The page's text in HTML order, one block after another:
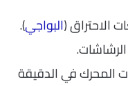
الاحتراق (البواجي).
المحرك في الدقيقة